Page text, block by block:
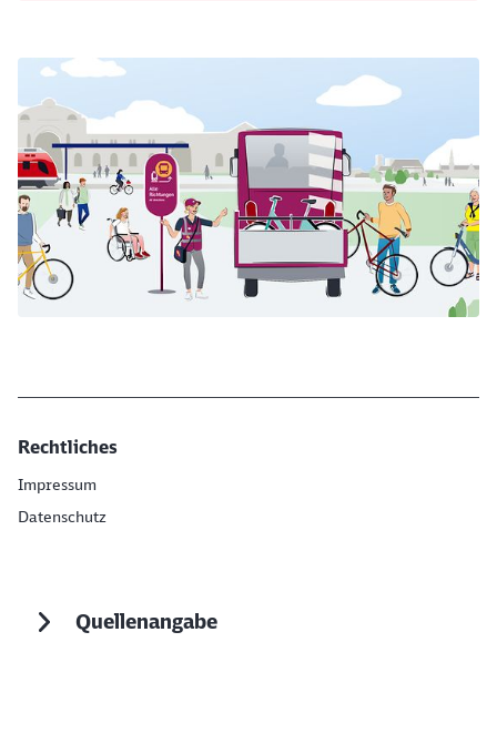
Rechtliches
Impressum
Datenschutz
Quellenangabe